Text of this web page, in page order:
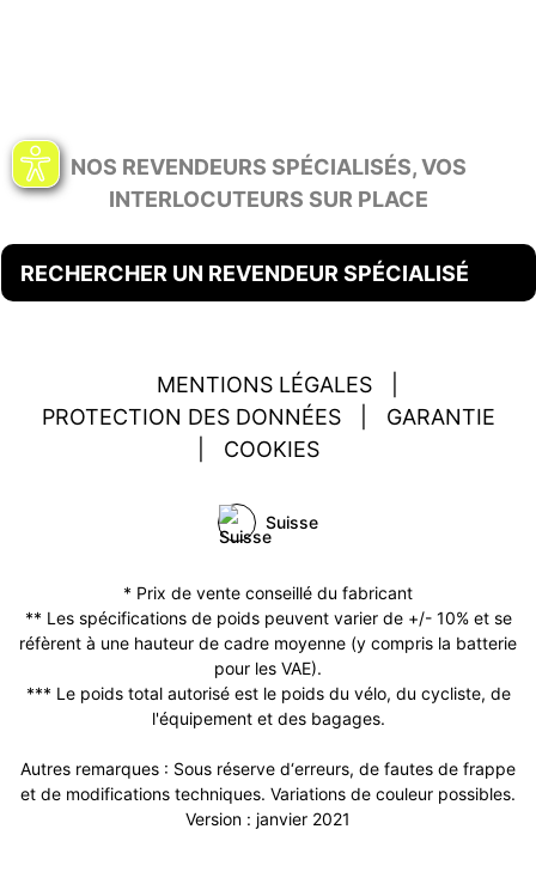
NOS REVENDEURS SPÉCIALISÉS, VOS
INTERLOCUTEURS SUR PLACE
RECHERCHER UN REVENDEUR SPÉCIALISÉ
MENTIONS LÉGALES
PROTECTION DES DONNÉES
GARANTIE
COOKIES
Suisse
* Prix de vente conseillé du fabricant
** Les spécifications de poids peuvent varier de +/- 10% et se
réfèrent à une hauteur de cadre moyenne (y compris la batterie
pour les VAE).
*** Le poids total autorisé est le poids du vélo, du cycliste, de
l'équipement et des bagages.
Autres remarques : Sous réserve d‘erreurs, de fautes de frappe
et de modifications techniques. Variations de couleur possibles.
Version : janvier 2021